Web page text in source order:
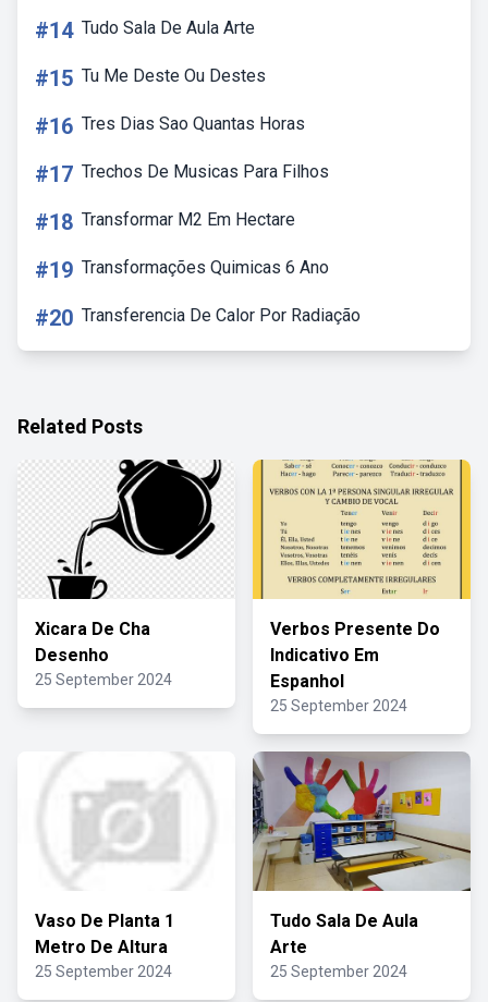
#14 Tudo Sala De Aula Arte
#15 Tu Me Deste Ou Destes
#16 Tres Dias Sao Quantas Horas
#17 Trechos De Musicas Para Filhos
#18 Transformar M2 Em Hectare
#19 Transformações Quimicas 6 Ano
#20 Transferencia De Calor Por Radiação
Related Posts
Xicara De Cha
Desenho
25 September 2024
Verbos Presente Do
Indicativo Em
Espanhol
25 September 2024
Vaso De Planta 1
Metro De Altura
25 September 2024
Tudo Sala De Aula
Arte
25 September 2024